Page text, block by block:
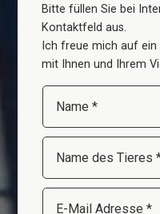
Bitte füllen Sie bei
Kontaktfeld aus.
Ich freue mich auf
mit Ihnen und Ihrem